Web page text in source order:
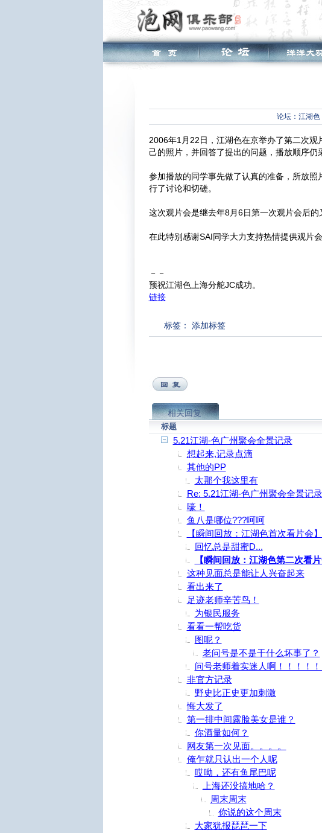
论坛： 江湖色
2006年1月22日，江湖色在京举办了第二次
己的照片，并回答了提出的问题，播放顺序仍
参加播放的同学事先做了认真的准备，所放
行了讨论和切磋。
这次观片会是继去年8月6日第一次观片会后
在此特别感谢SAI同学大力支持热情提供观片
－－
预祝江湖色上海分舵JC成功。
链接
标签： 添加标签
相关回复
标题
5.21江湖-色广州聚会全景记录
想起来,记录点滴
其他的PP
太那个我这里有
Re: 5.21江湖-色广州聚会全景记录
嚎！
鱼八是哪位???呵呵
【瞬间回放：江湖色首次看片会】
回忆总是甜蜜D...
【瞬间回放：江湖色第二次看片
这种见面总是能让人兴奋起来
看出来了
足迹老师辛苦鸟！
为银民服务
看看一帮吃货
图呢？
老问号是不是干什么坏事了？
问号老师着实迷人啊！！！！！
非官方记录
野史比正史更加刺激
悔大发了
第一排中间露脸美女是谁？
你酒量如何？
网友第一次见面。。。。
俺乍就只认出一个人呢
哎呦，还有鱼尾巴呢
上海还没搞地哈？
周末周末
你说的这个周末
大家犹报琵琶一下